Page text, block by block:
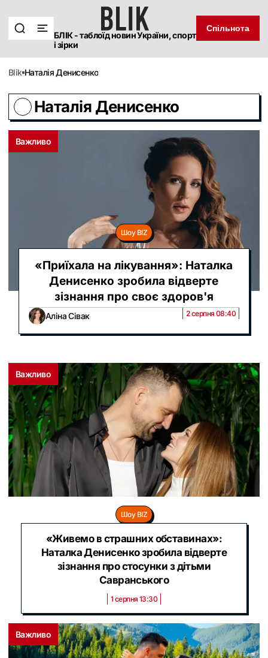
БЛІК - таблоїд новин України, спорт
і зірки
Спільнота
blik Наталія Денисенко
Наталія Денисенко
Важливо
Шоу BIZ
«Приїхала на лікування»: Наталка
Денисенко зробила відверте
зізнання про своє здоров'я
Аліна Сівак 2 серпня 08:40
Важливо
Шоу BIZ
«Живемо в страшних обставинах»:
Наталка Денисенко зробила відверте
зізнання про стосунки з дітьми
Савранського
1 серпня 13:30
Важливо